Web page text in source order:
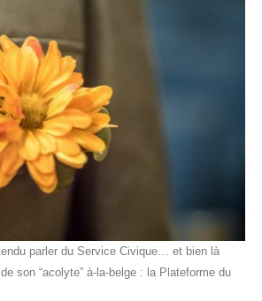
parler du Service Civique… et bien là
son “acolyte” à-la-belge : la Plateforme du